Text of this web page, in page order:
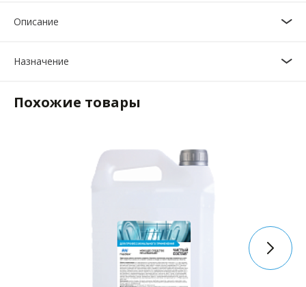
Описание
Назначение
Похожие товары